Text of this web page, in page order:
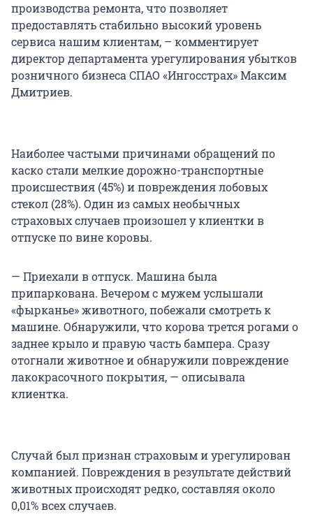
производства ремонта, что позволяет
предоставлять стабильно высокий уровень
сервиса нашим клиентам, – комментирует
директор департамента урегулирования убытков
розничного бизнеса СПАО «Ингосстрах» Максим
Дмитриев.
Наиболее частыми причинами обращений по
каско стали мелкие дорожно-транспортные
происшествия (45%) и повреждения лобовых
стекол (28%). Один из самых необычных
страховых случаев произошел у клиентки в
отпуске по вине коровы.
— Приехали в отпуск. Машина была
припаркована. Вечером с мужем услышали
«фырканье» животного, побежали смотреть к
машине. Обнаружили, что корова трется рогами о
заднее крыло и правую часть бампера. Сразу
отогнали животное и обнаружили повреждение
лакокрасочного покрытия, — описывала
клиентка.
Случай был признан страховым и урегулирован
компанией. Повреждения в результате действий
животных происходят редко, составляя около
0,01% всех случаев.